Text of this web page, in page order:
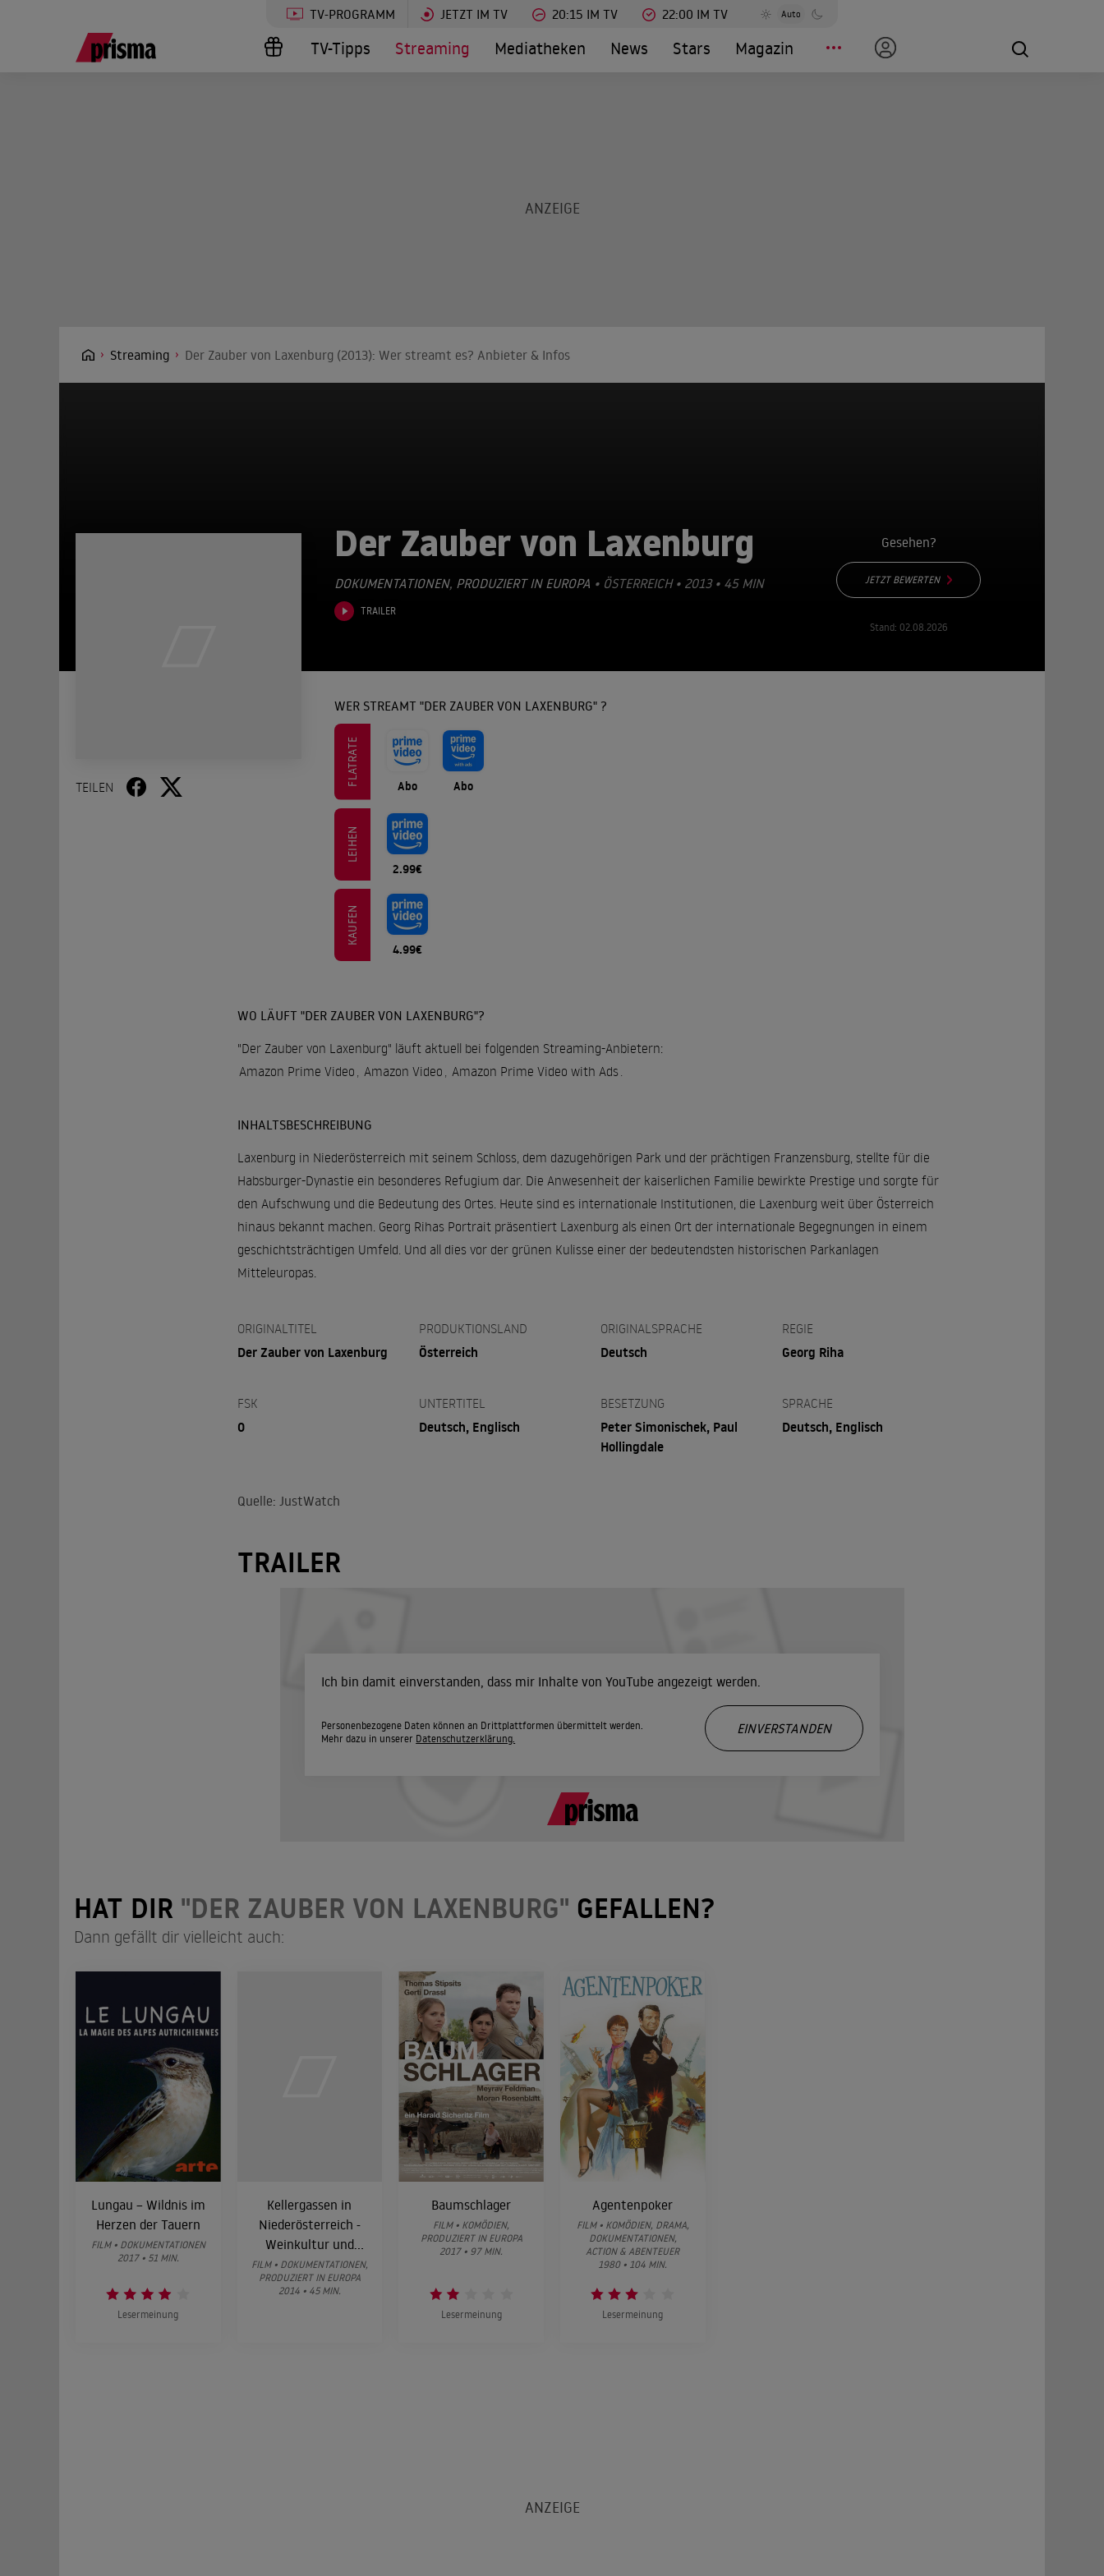
TV-PROGRAMM JETZT IM TV 20:15 IM TV 22:00 IM TV Auto
TV-Tipps Streaming Mediatheken News Stars Magazin
Streaming Der Zauber von Laxenburg (2013): Wer streamt es? Anbieter & Infos
Der Zauber von Laxenburg
DOKUMENTATIONEN, PRODUZIERT IN EUROPA • ÖSTERREICH • 2013 • 45 MIN
TRAILER
Gesehen?
JETZT BEWERTEN
Stand: 02.08.2026
TEILEN
WER STREAMT "DER ZAUBER VON LAXENBURG" ?
FLATRATE Abo Abo
LEIHEN
2.99€
KAUFEN
4.99€
WO LÄUFT "DER ZAUBER VON LAXENBURG"?
"Der Zauber von Laxenburg" läuft aktuell bei folgenden Streaming-Anbietern:
Amazon Prime Video
Amazon Video Amazon Prime Video with Ads
INHALTSBESCHREIBUNG
Laxenburg in Niederösterreich mit seinem Schloss, dem dazugehörigen Park und der prächtigen Franzensburg, stellte für die
Habsburger-Dynastie ein besonderes Refugium dar. Die Anwesenheit der kaiserlichen Familie bewirkte Prestige und sorgte für
den Aufschwung und die Bedeutung des Ortes. Heute sind es internationale Institutionen, die Laxenburg weit über Österreich
hinaus bekannt machen. Georg Rihas Portrait präsentiert Laxenburg als einen Ort der internationale Begegnungen in einem
geschichtsträchtigen Umfeld. Und all dies vor der grünen Kulisse einer der bedeutendsten historischen Parkanlagen
Mitteleuropas.
ORIGINALTITEL
Der Zauber von Laxenburg
PRODUKTIONSLAND
Österreich
ORIGINALSPRACHE
Deutsch
REGIE
Georg Riha
FSK
0
UNTERTITEL
Deutsch, Englisch
BESETZUNG
Peter Simonischek, Paul
Hollingdale
SPRACHE
Deutsch, Englisch
Quelle: JustWatch
TRAILER
Ich bin damit einverstanden, dass mir Inhalte von YouTube angezeigt werden.
Personenbezogene Daten können an Drittplattformen übermittelt werden.
Mehr dazu in unserer Datenschutzerklärung.
EINVERSTANDEN
HAT DIR "DER ZAUBER VON LAXENBURG" GEFALLEN?
Dann gefällt dir vielleicht auch:
Lungau – Wildnis im
Herzen der Tauern
FILM • DOKUMENTATIONEN
2017 • 51 MIN.
Lesermeinung
Kellergassen in
Niederösterreich -
Weinkultur und
Lebensfreude
FILM • DOKUMENTATIONEN,
PRODUZIERT IN EUROPA
2014 • 45 MIN.
Baumschlager
FILM • KOMÖDIEN,
PRODUZIERT IN EUROPA
2017 • 97 MIN.
Lesermeinung
Agentenpoker
FILM • KOMÖDIEN, DRAMA,
DOKUMENTATIONEN,
ACTION & ABENTEUER
1980 • 104 MIN.
Lesermeinung